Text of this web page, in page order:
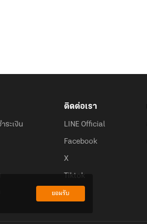
ระเงิน
ติดต่อเรา
LINE Official
Facebook
X
Tiktok
ยอมรับ